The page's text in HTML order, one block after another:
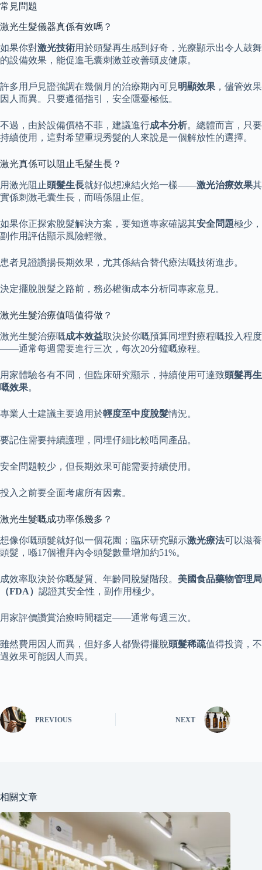
常見問題
激光生髮儀器真係有效嗎？
如果你對激光技術用於頭髮再生感到好奇，光療顯示出令人鼓舞
的設備效果，能促進毛囊刺激並改善頭皮健康。
許多用戶見證強調在幾個月的治療期內可見明顯效果 ，儘管效果
因人而異。只要遵循指引，安全隱憂極低。
不過，由於設備價格不菲，建議進行成本分析。總體而言，只要
持續使用，這對希望重現秀髮的人來說是一個解放性的選擇。
激光真係可以阻止毛髮生長？
用激光阻止頭髮生長就好似想凍結火焰一樣——激光治療效果其
實係刺激毛囊生長，而唔係阻止佢。
如果你正探索脫髮解決方案，要知道專家確認其安全問題極少，
副作用評估顯示風險輕微。
患者見證讚揚長期效果，尤其係結合替代療法嘅技術進步。
決定擺脫脫髮之路前，務必權衡成本分析同專家意見。
激光生髮治療值唔值得做？
激光生髮治療嘅成本效益取決於你嘅預算同埋對療程嘅投入程度
——通常每週需要進行三次，每次20分鐘嘅療程。
用家體驗各有不同，但臨床研究顯示，持續使用可達致頭髮再生
嘅效果。
專業人士建議主要適用於輕度至中度脫髮情況。
要記住需要持續護理，同埋仔細比較唔同產品。
安全問題較少，但長期效果可能需要持續使用。
投入之前要全面考慮所有因素。
激光生髮嘅成功率係幾多？
想像你嘅頭髮就好似一個花園；臨床研究顯示激光療法可以滋養
頭髮，喺17個禮拜內令頭髮數量增加約51%。
成效率取決於你嘅髮質、年齡同脫髮階段。 美國食品藥物管理局
（FDA） 認證其安全性，副作用極少。
用家評價讚賞治療時間穩定——通常每週三次。
雖然費用因人而異，但好多人都覺得擺脫頭髮稀疏值得投資，不
過效果可能因人而異。
PREVIOUS NEXT
相關文章